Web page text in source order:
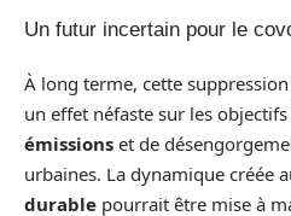
Un futur incertain pour le
À long terme, cette
un effet néfaste sur les
émissions et de
urbaines. La dynamique créée
durable pourrait être mise à